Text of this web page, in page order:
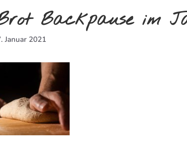
Backpause im
Januar 2021